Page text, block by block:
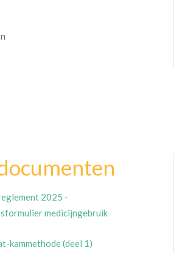
2025 -
medicijngebruik
kammethode (deel 1)